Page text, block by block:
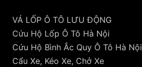
VÁ LỐP Ô TÔ LƯU ĐỘNG
Cứu Hộ Lốp Ô Tô Hà Nội
Cứu Hộ Bình Ắc Quy Ô Tô Hà Nội
Cẩu Xe, Kéo Xe, Chở Xe